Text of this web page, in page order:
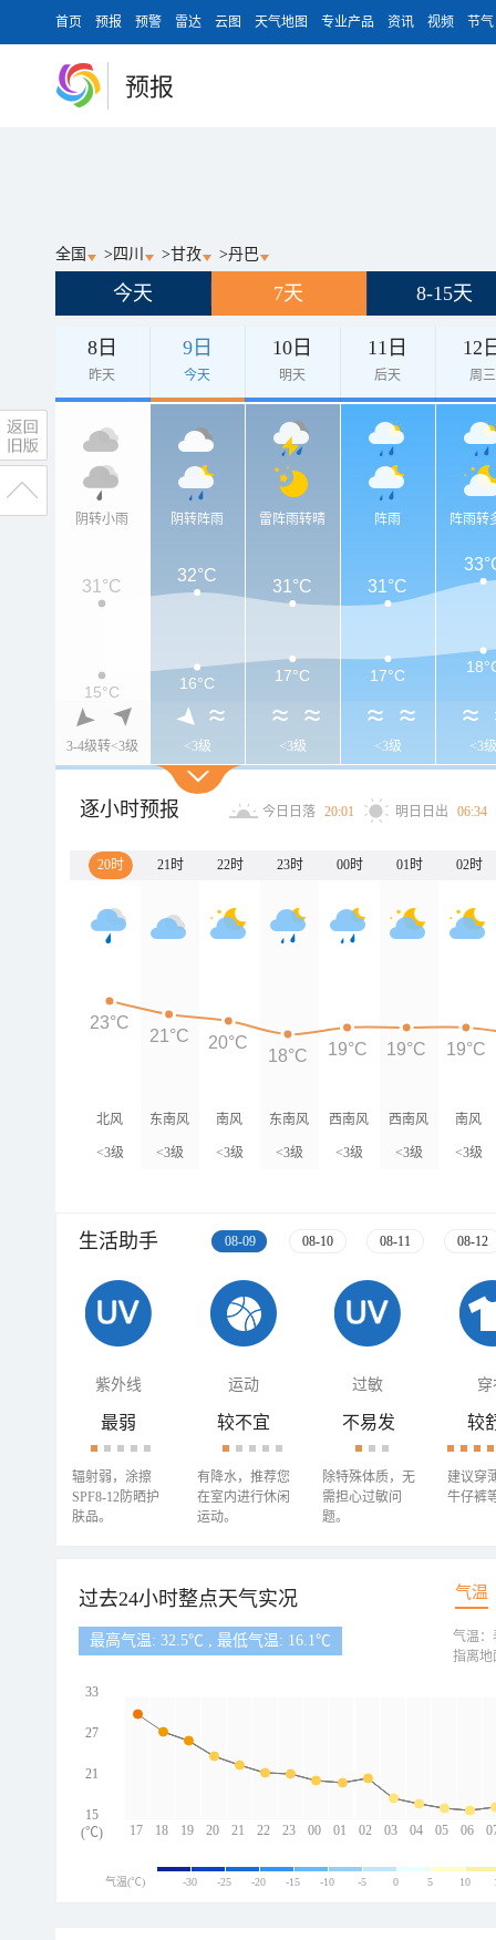
首页 预报 预警 雷达 云图 天气地图 专业产品 资讯 视频 节气
预报
全国 > 四川 >甘孜 >丹巴
今天 7天 8-15天
8日
昨天
9日
今天
10日
明天
11日
后天
12
周三
阴转小雨
3-4级转<3级
阴转阵雨
<3级
雷阵雨转晴
<3级
阵雨
<3级
阵雨转
<3级
31°C
32°C
31°C 31°C
15°C 16°C 17°C 17°C
逐小时预报 今日日落 20:01 明日日出 06:34
20时 21时 22时 23时 00时 01时 02时
北风
<3级
东南风
<3级
南风
<3级
东南风
<3级
西南风
<3级
西南风
<3级
南风
<3级
23°C
21°C 20°C
18°C 19°C 19°C 19°C
生活助手 08-09 08-10 08-11 08-12
紫外线 运动 过敏 穿
最弱
辐射弱，涂擦
SPF8-12防晒护
肤品。
较不宜
有降水，推荐您
在室内进行休闲
运动。
不易发
除特殊体质，无
需担心过敏问
题。
较
建议穿
牛仔裤
过去24小时整点天气实况 气温
最高气温: 32.5℃ , 最低气温: 16.1℃
17 18 19 20 21 22 23 00 01 02 03 04 05 06
33
27
21
15
(℃)
气温：
指离地
气温(℃) -30 -25 -20 -15 -10 -5 0 5 10